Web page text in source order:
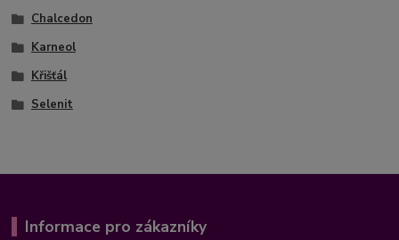
Chalcedon
Karneol
Křišťál
Selenit
Informace pro zákazníky